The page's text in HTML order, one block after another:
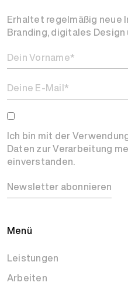
Menü
Leistungen
Arbeiten
Erhaltet regelmäßig neue
Branding, digitales
Ich bin mit der
Daten zur Verarbeitung
einverstanden.
Newsletter abonnieren